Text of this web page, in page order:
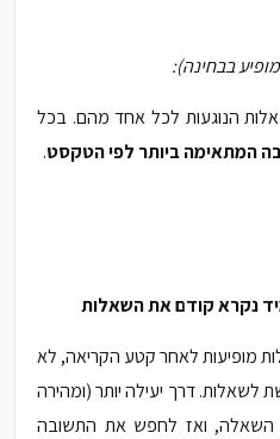
בבחינה):
הנוגעות לכל אחד מהם. בכל
המתאימה ביותר לפי הטקסט.
נקרא קודם את השאלות
מופיעות לאחר קטע הקריאה, לא
דרך יעילה יותר (ומהירה
השאלה, ואז לחפש את התשובה